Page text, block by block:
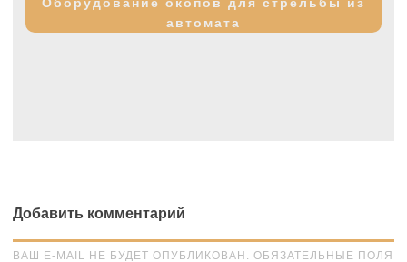
Оборудование окопов для стрельбы из
автомата
Добавить комментарий
ВАШ E-MAIL НЕ БУДЕТ ОПУБЛИКОВАН. ОБЯЗАТЕЛЬНЫЕ ПОЛЯ